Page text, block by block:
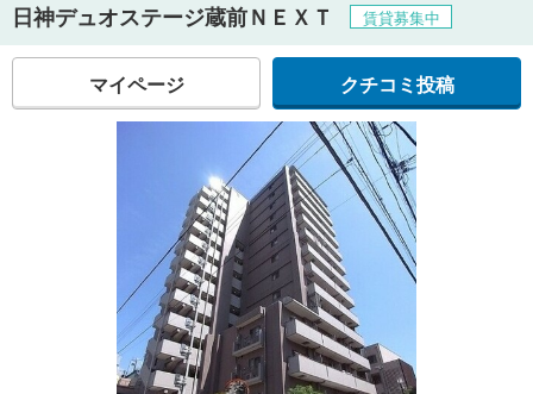
日神デュオステージ蔵前ＮＥＸＴ 賃貸募集中
マイページ クチコミ投稿